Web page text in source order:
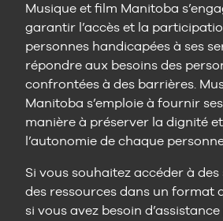
Musique et film Manitoba
garantir l’accès et la
personnes handicapées à ses
répondre aux besoins des
confrontées à des barrières.
Manitoba s’emploie à fournir
manière à préserver la dignité et
l’autonomie de chaque
Si vous souhaitez accéder à des
des ressources dans un format
si vous avez besoin